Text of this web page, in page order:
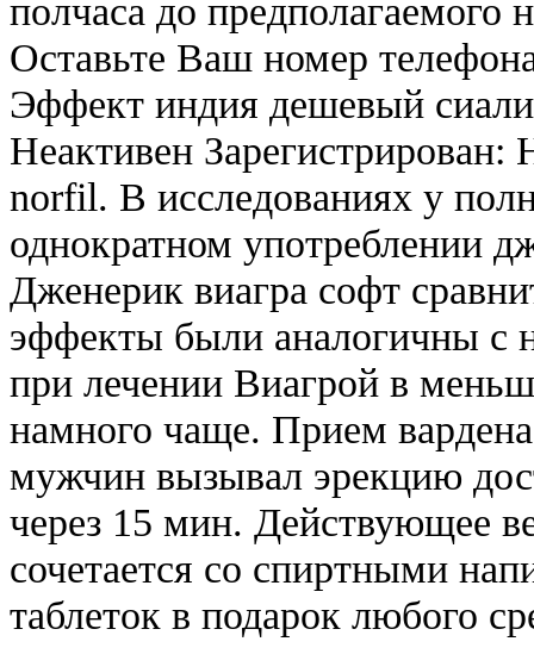
полчаса до предполагаемого
Оставьте Ваш номер
Эффект индия дешевый
Неактивен
norfil. В исследованиях у
однократном употреблении
Дженерик виагра софт
эффекты были аналогичны с
при лечении Виагрой в
намного чаще. Прием
мужчин вызывал эрекцию
через 15 мин. Действующее
сочетается со спиртными
таблеток в подарок любого